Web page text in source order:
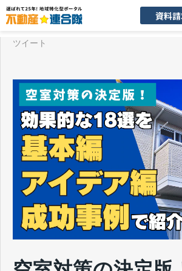
資料請
選ばれる理由
機能一覧
入会後のサポート
お客様活用事例
よくあるご質問
お知らせ
ツイート